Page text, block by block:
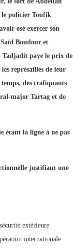
le policier Toufik
osé exercer son
Boudour et
Tadjadit paye le prix de
représailles de leur
des trafiquants
major Tartag et de
étant la ligne à ne pas
justifiant une
extérieure
internationale